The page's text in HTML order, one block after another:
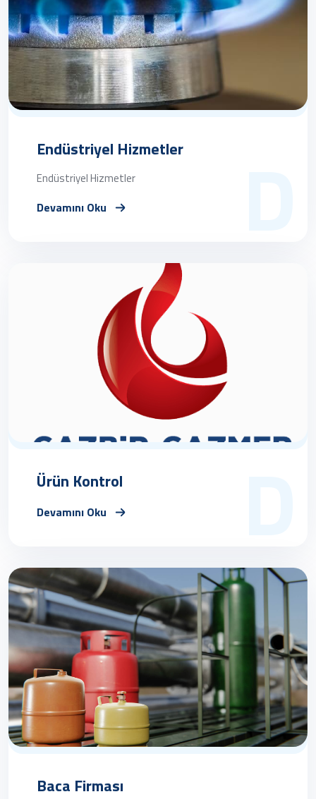
Endüstriyel Hizmetler
Endüstriyel Hizmetler
Devamını Oku
Ürün Kontrol
Devamını Oku
Baca Firması